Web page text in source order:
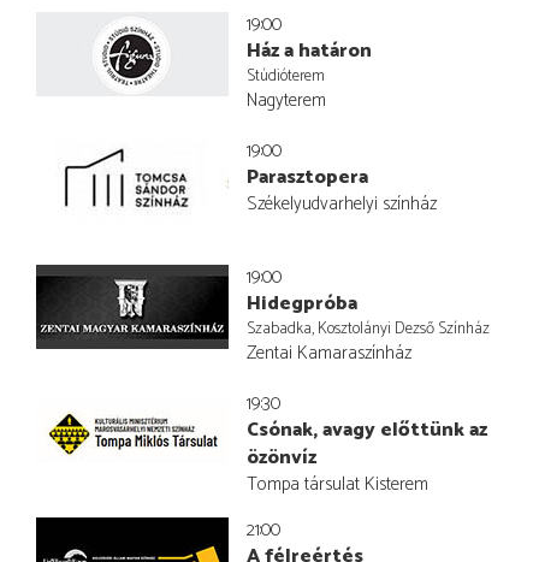
19:00
Ház a határon
Stúdióterem
Nagyterem
19:00
Parasztopera
Székelyudvarhelyi színház
19:00
Hidegpróba
Szabadka, Kosztolányi Dezső Színház
Zentai Kamaraszínház
19:30
Csónak, avagy előttünk az
özönvíz
Tompa társulat Kisterem
21:00